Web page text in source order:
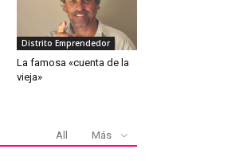
Distrito Emprendedor
La famosa «cuenta de la
vieja»
All Más